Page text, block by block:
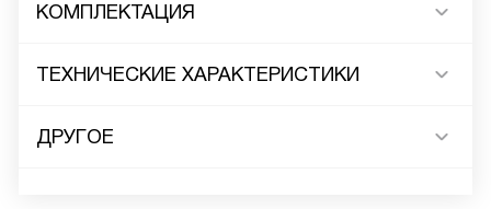
КОМПЛЕКТАЦИЯ
ТЕХНИЧЕСКИЕ ХАРАКТЕРИСТИКИ
ДРУГОЕ